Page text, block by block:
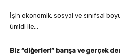
İşin ekonomik, sosyal ve sınıfsal
ümidi ile…
Biz “diğerleri” barışa ve gerçek